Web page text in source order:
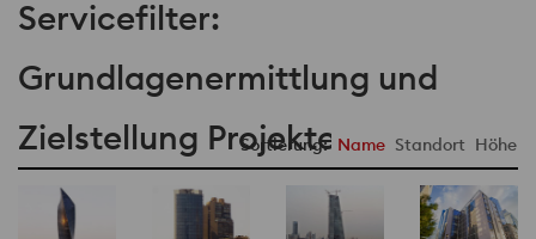
Servicefilter:
Grundlagenermittlung und
Zielstellung Projekte
Sortierung: Name Standort Höhe